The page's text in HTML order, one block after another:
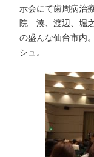
示会にて歯周病治
院 湊、渡辺、
の盛んな仙台市内
シュ。